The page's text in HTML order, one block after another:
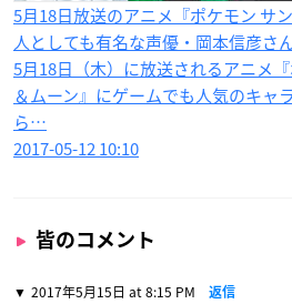
5月18日放送のアニメ『ポケモン サ
人としても有名な声優・岡本信彦さ
5月18日（木）に放送されるアニメ
＆ムーン』にゲームでも人気のキャ
ら…
2017-05-12 10:10
皆のコメント
2017年5月15日 at 8:15 PM 返信